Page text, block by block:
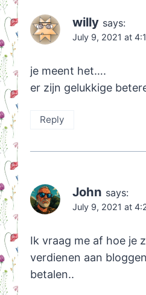
willy says:
July 9, 2021 at
je meent het….
er zijn gelukkige
Reply
John says:
July 9, 2021 at
Ik vraag me af hoe je
verdienen aan
betalen..